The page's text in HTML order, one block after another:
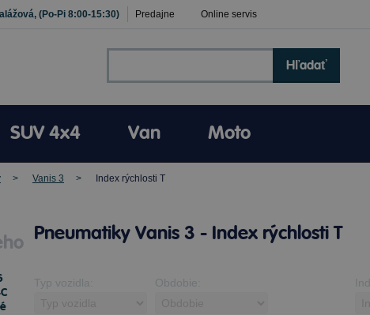
(Po-Pi 8:00-15:30) Predajne Online servis
Hľadať
SUV 4x4 Van Moto
Vanis 3 Index rýchlosti T
Pneumatiky Vanis 3 - Index rýchlosti T
Typ vozidla: Obdobie: